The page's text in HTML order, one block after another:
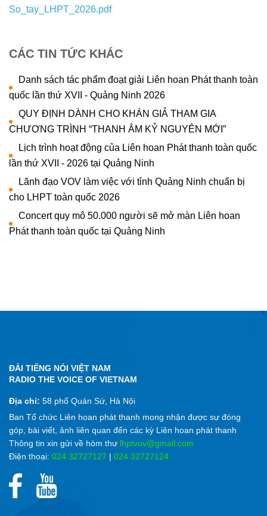
So_tay_LHPT_2026.pdf
CÁC TIN TỨC KHÁC
Danh sách tác phẩm đoạt giải Liên hoan Phát thanh toàn
quốc lần thứ XVII - Quảng Ninh 2026
QUY ĐỊNH DÀNH CHO KHÁN GIẢ THAM GIA
CHƯƠNG TRÌNH “THANH ÂM KỶ NGUYÊN MỚI”
Lịch trình hoạt động của Liên hoan Phát thanh toàn quốc
lần thứ XVII - 2026 tại Quảng Ninh
Lãnh đạo VOV làm việc với tỉnh Quảng Ninh chuẩn bị
cho LHPT toàn quốc 2026
Concert quy mô 50.000 người sẽ mở màn Liên hoan
Phát thanh toàn quốc tại Quảng Ninh
ĐÀI TIẾNG NÓI VIỆT NAM
RADIO THE VOICE OF VIETNAM
Địa chỉ: 58 phố Quán Sứ, Hà Nội
Ban Tổ chức Liên hoan phát thanh mong nhận được sự đóng
góp, bài viết, ảnh liên quan đến các kỳ Liên hoan phát thanh
Thông tin xin gửi về hòm thư lhptvov@gmail.com
Điện thoại: 024 32727127 | 024 32727124